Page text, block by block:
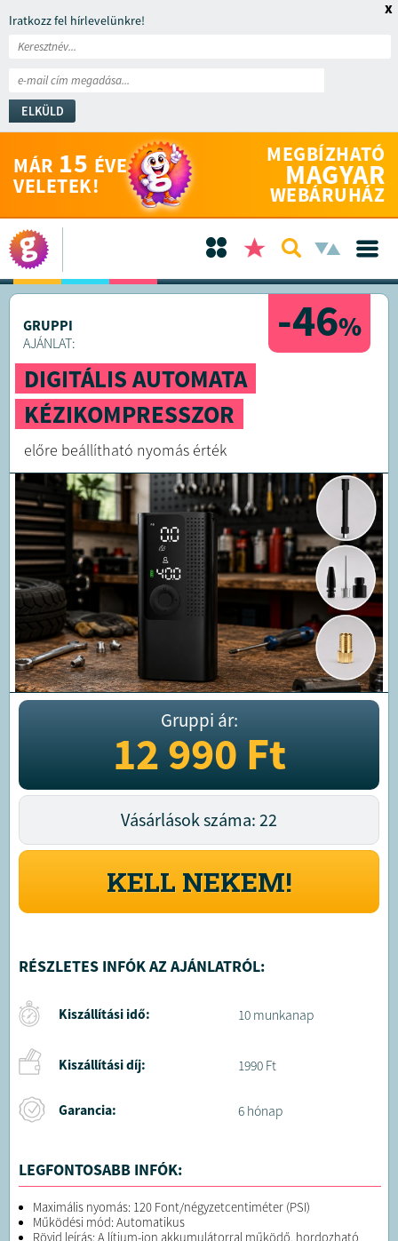
Iratkozz fel hírlevelünkre!
ELKÜLD
x
MÁR 15 ÉVE
VELETEK!
MEGBÍZHATÓ
MAGYAR
WEBÁRUHÁZ
-46%
GRUPPI
AJÁNLAT:
DIGITÁLIS AUTOMATA
KÉZIKOMPRESSZOR
előre beállítható nyomás érték
Gruppi ár:
12 990Ft
Vásárlások száma: 22
KELL NEKEM!
RÉSZLETES INFÓK AZ AJÁNLATRÓL:
Kiszállítási idő: 10 munkanap
Kiszállítási díj: 1990 Ft
Garancia: 6 hónap
LEGFONTOSABB INFÓK:
Maximális nyomás: 120 Font/négyzetcentiméter (PSI)
Működési mód: Automatikus
Rövid leírás: A lítium-ion akkumulátorral működő, hordozható